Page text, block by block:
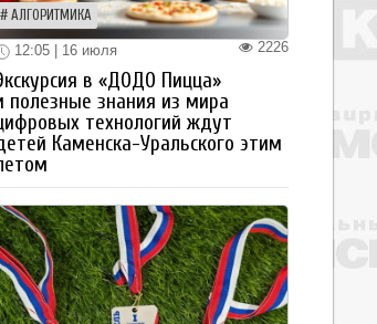
АЛГОРИТМИКА
2226
12:05 | 16 июля
в «ДОДО Пицца»
полезные знания из мира
технологий ждут
Каменска-Уральского этим